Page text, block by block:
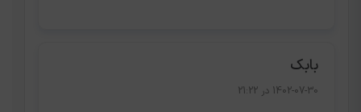
بابک
1402-07-30 در 21:22